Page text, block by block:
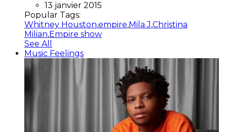
13 janvier 2015
Popular Tags:
Whitney Houston,empire,Mila J,Christina
Milian,Empire show
See All
Music Feelings